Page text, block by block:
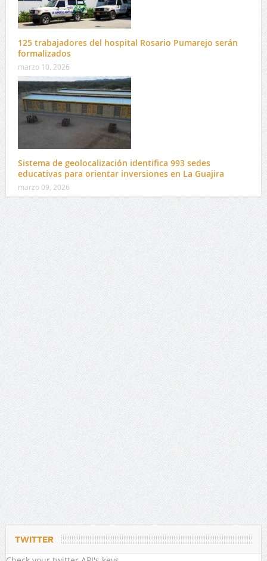
125 trabajadores del hospital Rosario Pumarejo serán
formalizados
marzo 10, 2026
Sistema de geolocalización identifica 993 sedes
educativas para orientar inversiones en La Guajira
marzo 09, 2026
TWITTER